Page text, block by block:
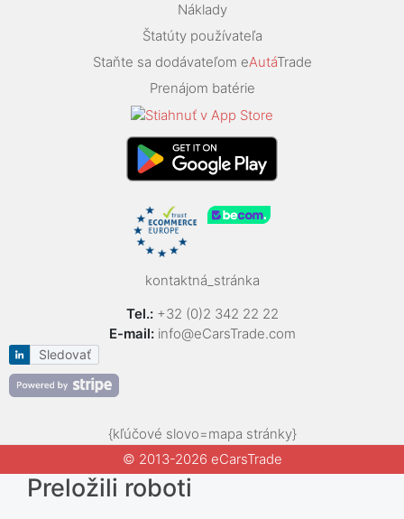
Náklady
Štatúty používateľa
Staňte sa dodávateľom eAutáTrade
Prenájom batérie
kontaktná_stránka
Tel.: +32 (0)2 342 22 22
E-mail: info@eCarsTrade.com
Sledovať
{kľúčové slovo=mapa stránky}
© 2013-2026 eCarsTrade
Preložili roboti